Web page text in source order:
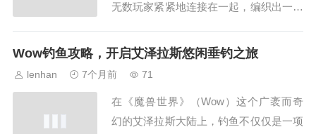
无数玩家紧紧地连接在一起，编织出一段
平凡的日常，实则是玩家们探索、成长和
多彩的日常任务，这些任务分布在艾泽拉
斯的各个角落...
Wow钓鱼攻略，开启艾泽拉斯悠闲垂钓之旅
lenhan 7个月前 71
在《魔兽世界》（Wow）这个广袤而奇
幻的艾泽拉斯大陆上，钓鱼不仅仅是一项